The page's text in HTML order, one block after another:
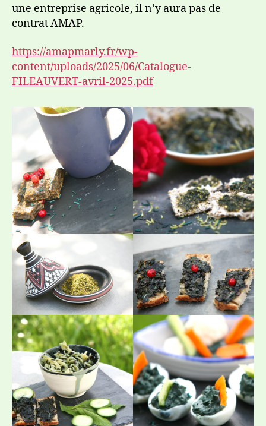
une entreprise agricole, il n’y aura pas de
contrat AMAP.
https://amapmarly.fr/wp-
content/uploads/2025/06/Catalogue-
FILEAUVERT-avril-2025.pdf